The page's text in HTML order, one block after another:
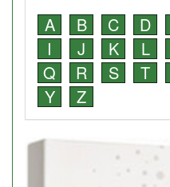
A B C D
I
J K L
Q
R S T
Y
Z